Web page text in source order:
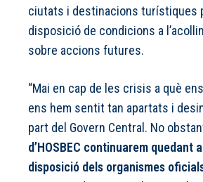
ciutats i destinacions turístiques
disposició de condicions a
sobre accions futures.
“Mai en cap de les crisis a què
ens hem sentit tan apartats i
part del Govern Central. No
d’HOSBEC continuarem quedant
disposició dels organismes